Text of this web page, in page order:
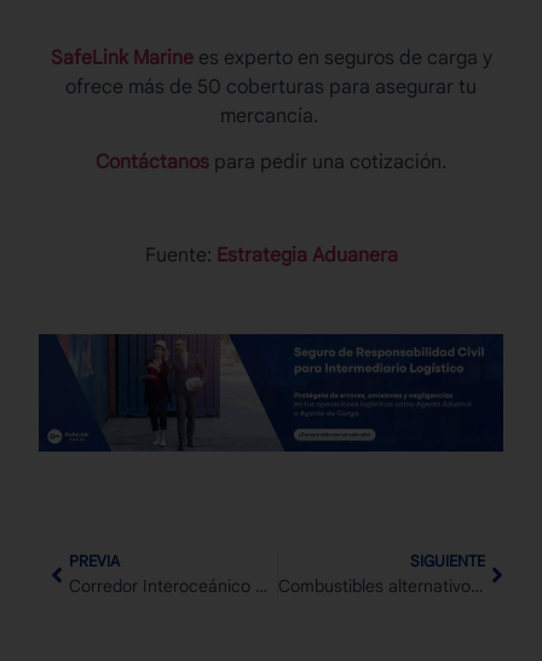
SafeLink Marinees experto en seguros de carga y
ofrece más de 50 coberturas para asegurar tu
mercancía.
Contáctanos para pedir una cotización.
Fuente: Estrategia Aduanera
PREVIA
Corredor Interoceánico del Istmo de Tehuantepec: La nueva ruta estratégica del comercio global
SIGUIENTE
Combustibles alternativos para barcos: El futuro de la propulsión marítima sostenible